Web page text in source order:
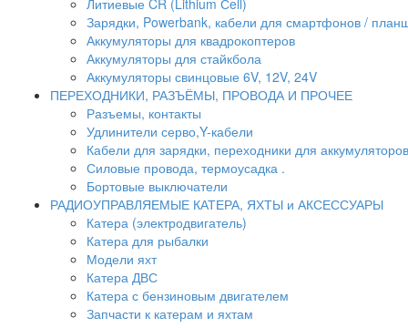
Литиевые CR (Lithium Сell)
Зарядки, Powerbank, кабели для смартфонов /
Аккумуляторы для квадрокоптеров
Аккумуляторы для стайкбола
Аккумуляторы свинцовые 6V, 12V, 24V
ПЕРЕХОДНИКИ, РАЗЪЁМЫ, ПРОВОДА И ПРОЧЕЕ
Разъемы, контакты
Удлинители серво,Y-кабели
Кабели для зарядки, переходники для аккумуляторов
Силовые провода, термоусадка .
Бортовые выключатели
РАДИОУПРАВЛЯЕМЫЕ КАТЕРА, ЯХТЫ и АКСЕССУАРЫ
Катера (электродвигатель)
Катера для рыбалки
Модели яхт
Катера ДВС
Катера с бензиновым двигателем
Запчасти к катерам и яхтам